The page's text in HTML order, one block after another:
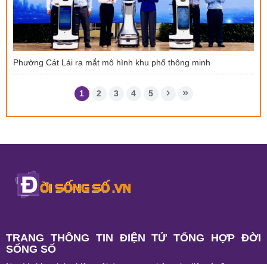
Phường Cát Lái ra mắt mô hình khu phố thông minh
1 2 3 4 5
TRANG THÔNG TIN ĐIỆN TỬ TỔNG HỢP ĐỜI
SỐNG SỐ